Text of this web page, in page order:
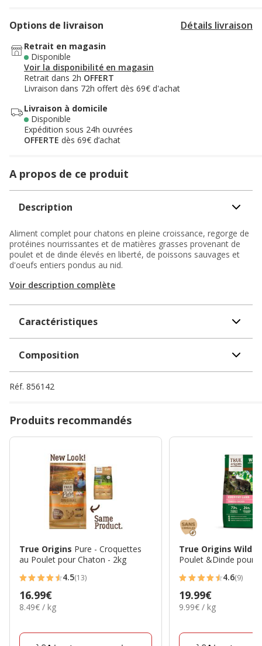
Options de livraison Détails livraison
Retrait en magasin
Disponible
Voir la disponibilité en magasin
Retrait dans 2h OFFERT
Livraison dans 72h offert dès 69€ d'achat
Livraison à domicile
Disponible
Expédition sous 24h ouvrées
OFFERTE dès 69€ d’achat
A propos de ce produit
Description
Aliment complet pour chatons en pleine croissance, regorge de
protéines nourrissantes et de matières grasses provenant de
poulet et de dinde élevés en liberté, de poissons sauvages et
d'oeufs entiers pondus au nid.
Voir description complète
Caractéristiques
Composition
Réf. 856142
Produits recommandés
True Origins Pure - Croquettes
au Poulet pour Chaton - 2kg
4.5
étoiles
avec
avis
4.5(13)
Prix
16.99€
16.99€
8.49€
8.49€ / kg
True Origins Wild
Poulet &Dinde pour
4.6
étoiles
avec
avis
4.6(9)
Prix
19.99€
19.99€
9.99€
9.99€ / kg